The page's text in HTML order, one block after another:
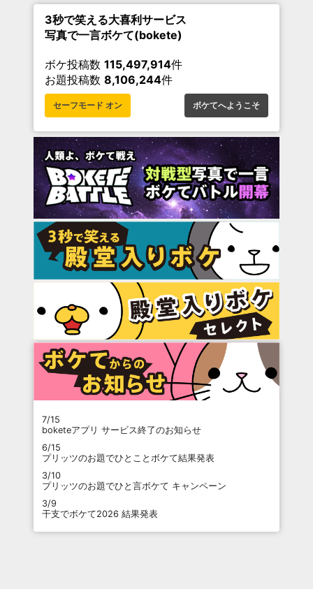
3秒で笑える大喜利サービス
写真で一言ボケて(bokete)
ボケ投稿数 115,497,914件
お題投稿数 8,106,244件
セーフモード オン ボケてへようこそ
7/15
boketeアプリ サービス終了のお知らせ
6/15
プリッツのお題でひとことボケて結果発表
3/10
プリッツのお題でひと言ボケて キャンペーン
3/9
干支でボケて2026 結果発表